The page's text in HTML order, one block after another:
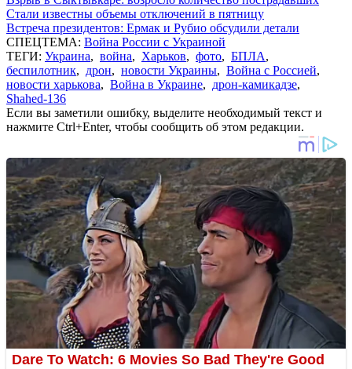
Стали известны объемы отключений в пятницу
Встреча президентов: Ермак и Рубио обсудили детали
СПЕЦТЕМА: Война России с Украиной
ТЕГИ: Украина, война, Харьков, фото, БПЛА,
беспилотник, дрон, новости Украины, Война с Россией,
новости харькова, Война в Украине, дрон-камикадзе,
Shahed-136
Если вы заметили ошибку, выделите необходимый текст и
нажмите Ctrl+Enter, чтобы сообщить об этом редакции.